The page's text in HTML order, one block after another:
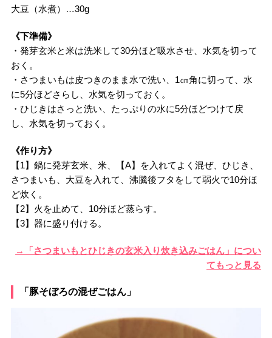
大豆（水煮）…30g
《下準備》
・発芽玄米と米は洗米して30分ほど吸水させ、水気を切って
おく。
・さつまいもは皮つきのまま水で洗い、1㎝角に切って、水
に5分ほどさらし、水気を切っておく。
・ひじきはさっと洗い、たっぷりの水に5分ほどつけて戻
し、水気を切っておく。
《作り方》
【1】鍋に発芽玄米、米、【A】を入れてよく混ぜ、ひじき、
さつまいも、大豆を入れて、沸騰後フタをして弱火で10分ほ
ど炊く。
【2】火を止めて、10分ほど蒸らす。
【3】器に盛り付ける。
→「さつまいもとひじきの玄米入り炊き込みごはん」につい
てもっと見る
「豚そぼろの混ぜごはん」